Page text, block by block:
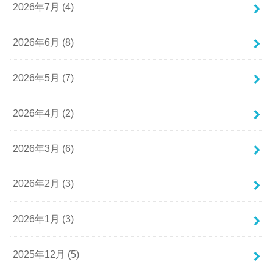
2026年7月 (4)
2026年6月 (8)
2026年5月 (7)
2026年4月 (2)
2026年3月 (6)
2026年2月 (3)
2026年1月 (3)
2025年12月 (5)